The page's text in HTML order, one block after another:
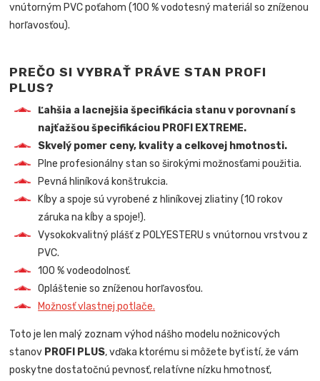
vnútorným PVC poťahom (100 % vodotesný materiál so zníženou
horľavosťou).
PREČO SI VYBRAŤ PRÁVE STAN PROFI
PLUS?
Ľahšia a lacnejšia špecifikácia stanu v porovnaní s
najťažšou špecifikáciou PROFI EXTREME.
Skvelý pomer ceny, kvality a celkovej hmotnosti.
Plne profesionálny stan so širokými možnosťami použitia.
Pevná hliníková konštrukcia.
Kĺby a spoje sú vyrobené z hliníkovej zliatiny (10 rokov
záruka na kĺby a spoje!).
Vysokokvalitný plášť z POLYESTERU s vnútornou vrstvou z
PVC.
100 % vodeodolnosť.
Opláštenie so zníženou horľavosťou.
Možnosť vlastnej potlače.
Toto je len malý zoznam výhod nášho modelu nožnicových
stanov PROFI PLUS, vďaka ktorému si môžete byť istí, že vám
poskytne dostatočnú pevnosť, relatívne nízku hmotnosť,